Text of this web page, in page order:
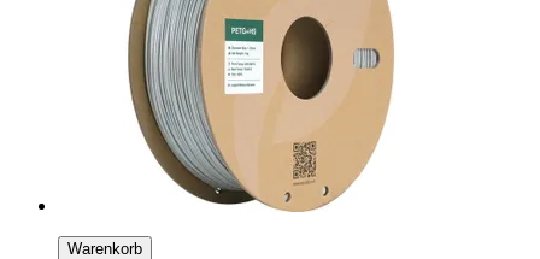
Warenkorb